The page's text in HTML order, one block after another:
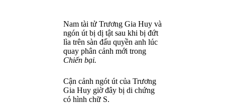
Nam tài tử Trương Gia Huy và
ngón út bị dị tật sau khi bị đứt
lìa trên sàn đấu quyền anh lúc
quay phân cảnh mới trong
Chiến bại.
Cận cảnh ngót út của Trương
Gia Huy giờ đây bị di chứng
có hình chữ S.